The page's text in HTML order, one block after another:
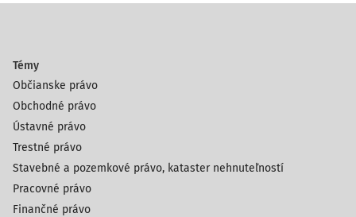
Témy
Občianske právo
Obchodné právo
Ústavné právo
Trestné právo
Stavebné a pozemkové právo, kataster nehnuteľností
Pracovné právo
Finančné právo